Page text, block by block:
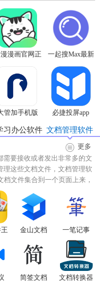
板，满足不同场景和风格
、风格等维度进行分类，
漫画官网正
一起搜Max最新
版
管加手机版 必捷投屏app
文档管理软件
习办公软件
更多
要接收或者发出非常多的文
理这些文档文件，文档管理软
档文件集合到一个页面上来，
金山文档 一笔记事
简签文档 文档转换器